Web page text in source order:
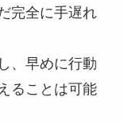
完全に手遅れ
、早めに行動
ることは可能